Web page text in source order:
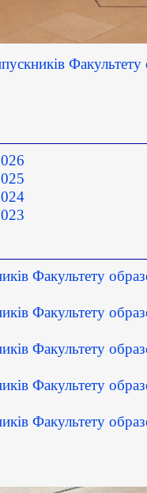
Факультету
Факультету
Факультету
Факультету
Факультету
Факультету